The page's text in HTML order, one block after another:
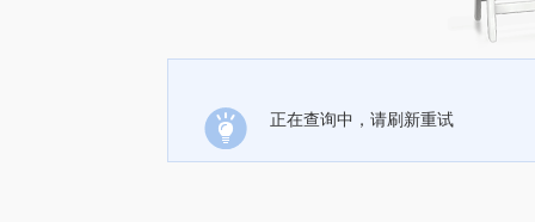
正在查询中，请刷新重试